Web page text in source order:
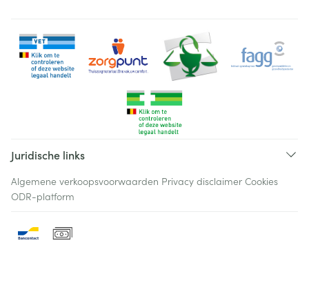
Juridische links
Algemene verkoopsvoorwaarden Privacy disclaimer Cookies
ODR-platform